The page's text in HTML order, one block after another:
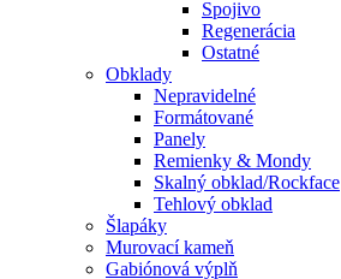
Spojivo
Regenerácia
Ostatné
Obklady
Nepravidelné
Formátované
Panely
Remienky & Mondy
Skalný obklad/Rockface
Tehlový obklad
Šlapáky
Murovací kameň
Gabiónová výplň